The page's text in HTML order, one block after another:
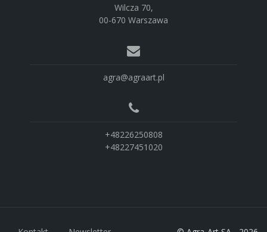
Wilcza 70,
00-670 Warszawa
agra@agraart.pl
+48226250808
+48227451020